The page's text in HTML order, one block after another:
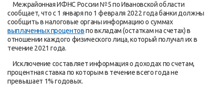
Межрайонная ИФНС России №5 по Ивановской области
сообщает, что с 1 января по 1 февраля 2022 года банки должны
сообщить в налоговые органы информацию о суммах
выплаченных процентовпо вкладам (остаткам на счетах) в
отношении каждого физического лица, который получал их в
течение 2021 года.
Исключение составляет информация о доходах по счетам,
процентная ставка по которым в течение всего года не
превышает 1% годовых.